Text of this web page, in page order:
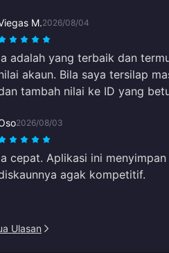
M.2026/08/04
adalah yang terbaik dan
akaun. Bila saya tersilap
tambah nilai ke ID yang
2026/08/03
cepat. Aplikasi ini
agak kompetitif.
Ulasan